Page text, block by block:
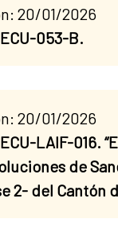
20/01/2026
053-B.
20/01/2026
LAIF-016.
de
2- del Cantón